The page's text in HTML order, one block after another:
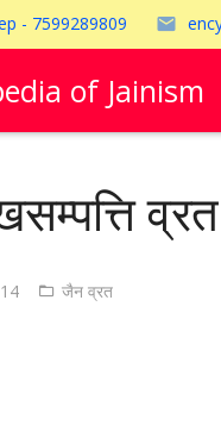
- 7599289809
of Jainism
जैन व्रत